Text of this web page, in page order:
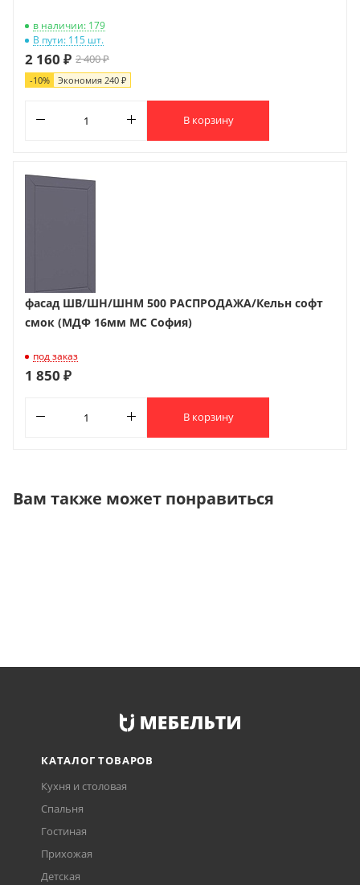
в наличии: 179
В пути: 115 шт.
2 160 ₽ 2 400 ₽
-10% Экономия 240 ₽
В корзину
фасад ШВ/ШН/ШНМ 500 РАСПРОДАЖА/Кельн софт
смок (МДФ 16мм МС София)
под заказ
1 850 ₽
В корзину
Вам также может понравиться
КАТАЛОГ ТОВАРОВ
Кухня и столовая
Спальня
Гостиная
Прихожая
Детская